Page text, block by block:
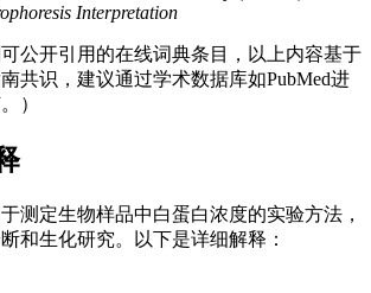
Interpretation
可公开引用的在线词典条目，以上内容基于
共识，建议通过学术数据库如PubMed进
）
测定生物样品中白蛋白浓度的实验方法，
和生化研究。以下是详细解释：